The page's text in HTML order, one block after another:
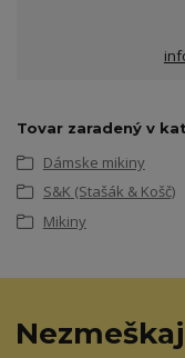
Tovar zaradený v
Dámske mikiny
S&K (Stašák & Košč)
Mikiny